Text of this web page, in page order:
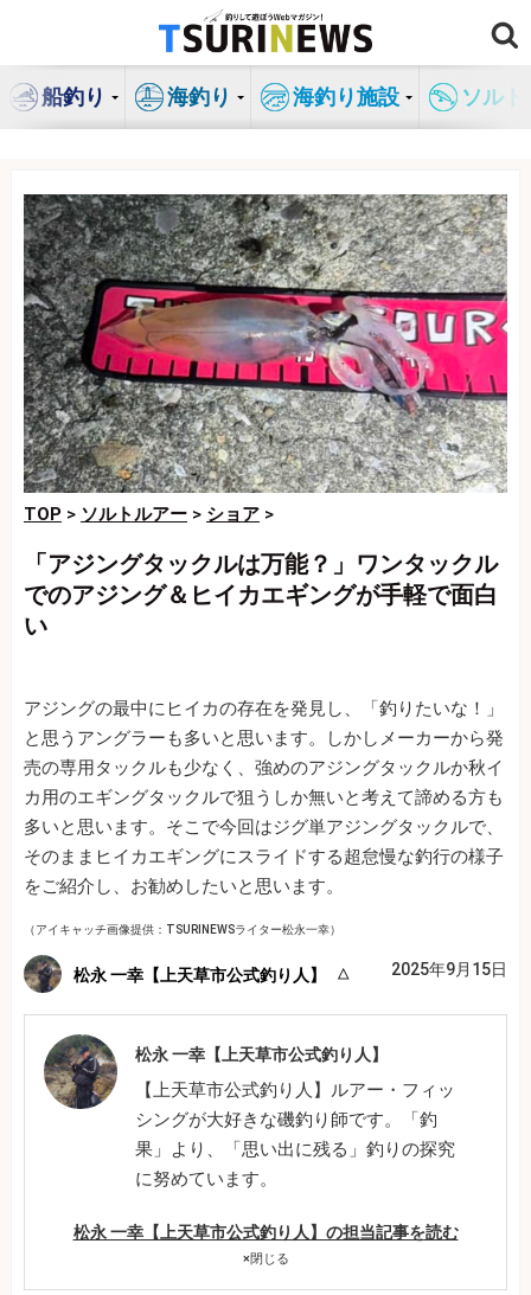
ン
船釣り 海釣り 海釣り施設 ソル
TOP > ソルトルアー > ショア >
「アジングタックルは万能？」ワンタックル
でのアジング＆ヒイカエギングが手軽で面白
い
アジングの最中にヒイカの存在を発見し、「釣りたいな！」
と思うアングラーも多いと思います。しかしメーカーから発
売の専用タックルも少なく、強めのアジングタックルか秋イ
カ用のエギングタックルで狙うしか無いと考えて諦める方も
多いと思います。そこで今回はジグ単アジングタックルで、
そのままヒイカエギングにスライドする超怠慢な釣行の様子
をご紹介し、お勧めしたいと思います。
（アイキャッチ画像提供：TSURINEWSライター松永一幸）
松永 一幸【上天草市公式釣り人】 2025年9月15日
松永 一幸【上天草市公式釣り人】
【上天草市公式釣り人】ルアー・フィッ
シングが大好きな磯釣り師です。「釣
果」より、「思い出に残る」釣りの探究
に努めています。
松永 一幸【上天草市公式釣り人】の担当記事を読む
×閉じる